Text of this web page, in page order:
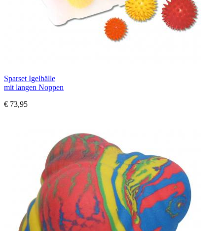
Sparset Igelbälle
mit langen Noppen
€ 73,95